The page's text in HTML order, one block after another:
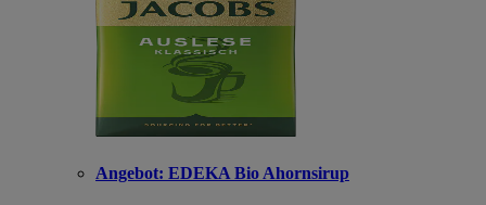
Angebot: EDEKA Bio Ahornsirup